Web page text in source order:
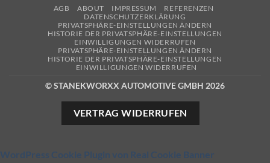
auf
Produktseite
gewählt
werden
auf
Produktseite
werden
AGB ABOUT IMPRESSUM
REFERENZEN
DATENSCHUTZERKLÄRUNG
PRIVATSPHÄRE-EINSTELLUNGEN ÄNDERN
HISTORIE DER PRIVATSPHÄRE-EINSTELLUNGEN
EINWILLIGUNGEN WIDERRUFEN
PRIVATSPHÄRE-EINSTELLUNGEN ÄNDERN
HISTORIE DER PRIVATSPHÄRE-EINSTELLUNGEN
EINWILLIGUNGEN WIDERRUFEN
© STANEKWORXX AUTOMOTIVE GMBH 2026
VERTRAG WIDERRUFEN
WordPress Cookie Plugin von Real Cookie Banner